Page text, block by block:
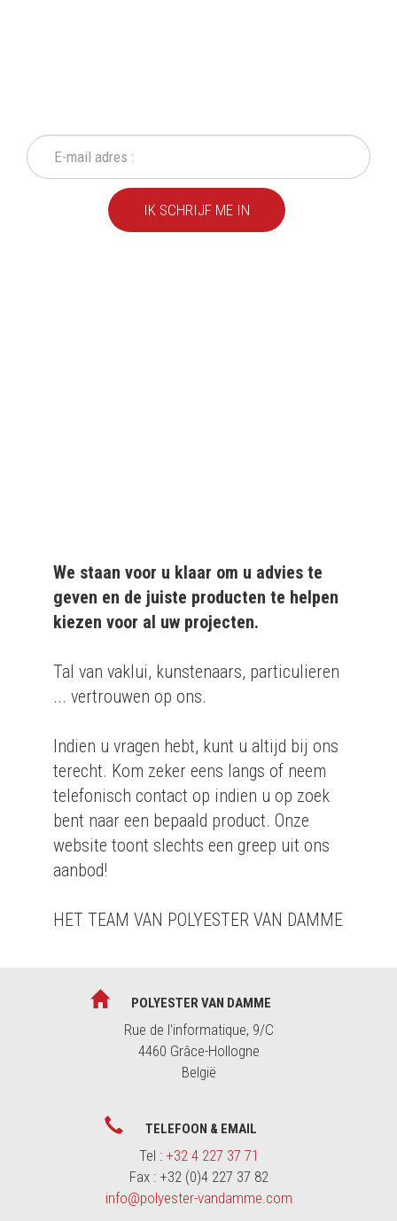
IK SCHRIJF ME IN
We staan voor u klaar om u advies te
geven en de juiste producten te helpen
kiezen voor al uw projecten.
Tal van vaklui, kunstenaars, particulieren
... vertrouwen op ons.
Indien u vragen hebt, kunt u altijd bij ons
terecht. Kom zeker eens langs of neem
telefonisch contact op indien u op zoek
bent naar een bepaald product. Onze
website toont slechts een greep uit ons
aanbod!
HET TEAM VAN POLYESTER VAN DAMME
POLYESTER VAN DAMME
Rue de l'informatique, 9/C
4460 Grâce-Hollogne
België
TELEFOON & EMAIL
Tel : +32 4 227 37 71
Fax : +32 (0)4 227 37 82
info@polyester-vandamme.com